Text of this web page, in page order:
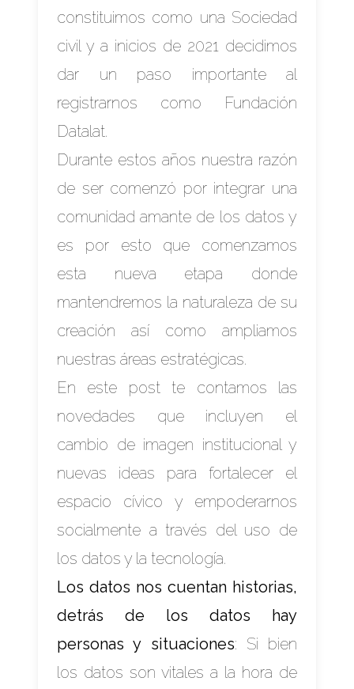
constituimos como una Sociedad
civil y a inicios de 2021 decidimos
dar un paso importante al
registrarnos como Fundación
Datalat.
Durante estos años nuestra razón
de ser comenzó por integrar una
comunidad amante de los datos y
es por esto que comenzamos
esta nueva etapa donde
mantendremos la naturaleza de su
creación así como ampliamos
nuestras áreas estratégicas.
En este post te contamos las
novedades que incluyen el
cambio de imagen institucional y
nuevas ideas para fortalecer el
espacio cívico y empoderarnos
socialmente a través del uso de
los datos y la tecnología.
Los datos nos cuentan historias,
detrás de los datos hay
personas y situaciones: Si bien
los datos son vitales a la hora de